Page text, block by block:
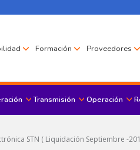
Formación Proveedores
Transmisión Operación
navegación
STN ( Liquidación Septiembre -